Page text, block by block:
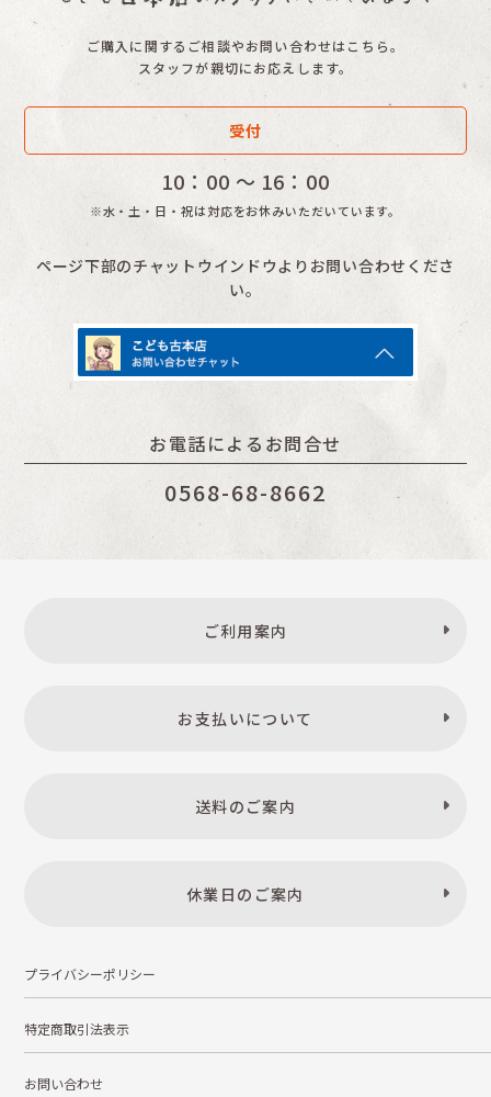
ご購入に関するご相談やお問い合わせはこちら。
スタッフが親切にお応えします。
受付
10：00 〜 16：00
※水・土・日・祝は対応をお休みいただいています。
ページ下部のチャットウインドウよりお問い合わせくださ
い。
お電話によるお問合せ
0568-68-8662
ご利用案内
お支払いについて
送料のご案内
休業日のご案内
プライバシーポリシー
特定商取引法表示
お問い合わせ